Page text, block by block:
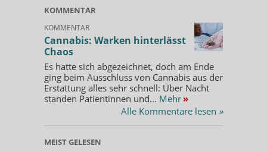
KOMMENTAR
KOMMENTAR
Cannabis: Warken hinterlässt
Chaos
Es hatte sich abgezeichnet, doch am Ende
ging beim Ausschluss von Cannabis aus der
Erstattung alles sehr schnell: Über Nacht
standen Patientinnen und... Mehr »
Alle Kommentare lesen »
MEIST GELESEN